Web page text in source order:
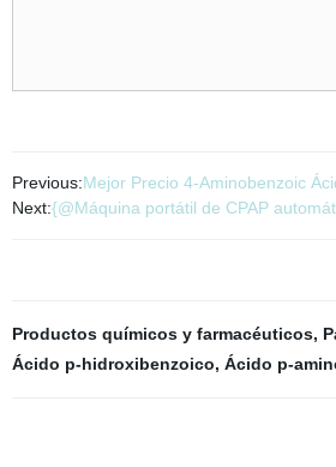
Previous:Mejor Precio 4-Aminobenzoic
Next:{@Máquina portátil de CPAP
Productos químicos y farmacéuticos,
Ácido p-hidroxibenzoico, Ácido p-